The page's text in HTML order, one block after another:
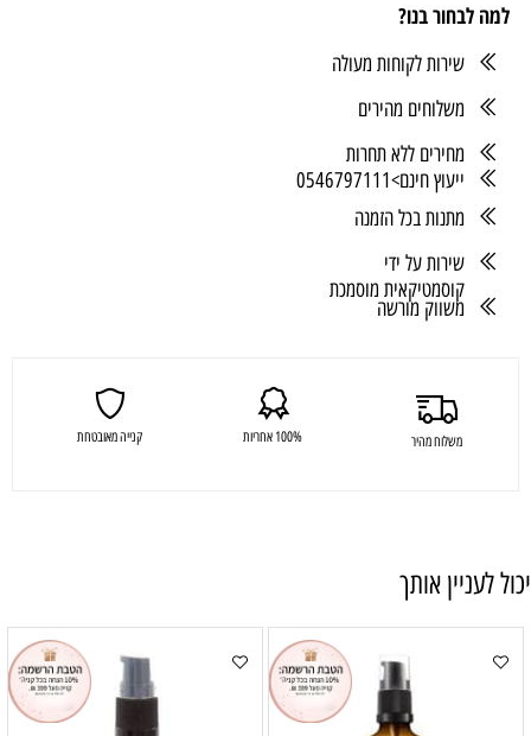
למה לבחור בנו?
שירות לקוחות מעולה
משלוחים מהירים
מחירים ללא תחרות
ייעוץ חינם>0546797111
מתנות בכל הזמנה
שירות על ידי
קוסמטיקאית מוסמכת
משווק מורשה
משלוח מהיר 100% אחריות קנייה מאובטחת
יכול לעניין אותך